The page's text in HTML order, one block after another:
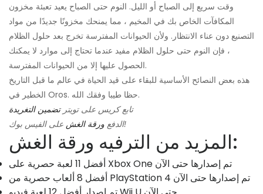
وقت سريع إلى الصباح أو الليل. النوم حتى الصباح يعيد تعبئة مخزون
المكافآت الخاص بك في المخيم ، مما يمنحك مخزونًا جديدًا من مواد
التصنيع دون عناء الانتظار. ولأن الحيوانات المفترسة تخرج بعد حلول الظلام
، فإن النوم حتى حلول الظلام مفيد عندما تحتاج إلى موارد لا يمكنك
الحصول عليها إلا من الحيوانات المفترسة.
هذه بعض النصائح الأساسية للبقاء على قيد الحياة في عالم ما قبل التاريخ
الخطير في Oros. حظا طيبا وفقك الله.
تابع كريس على تويترتضمين التغريدة
الدفع ورقة الغش على الفيس بوك!
المزيد من الترفيه ورقة الغش:
أفضل 11 لعبة حصرية على Xbox One تم إصدارها حتى الآن
أفضل 8 ألعاب حصرية من PlayStation 4 تم إصدارها حتى الآن